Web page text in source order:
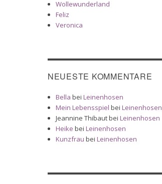
Wollewunderland
Feliz
Veronica
NEUESTE KOMMENTARE
Bella beiLeinenhosen
Mein Lebensspiel beiLeinenhosen
Jeannine ThibautbeiLeinenhosen
Heike beiLeinenhosen
Kunzfrau beiLeinenhosen